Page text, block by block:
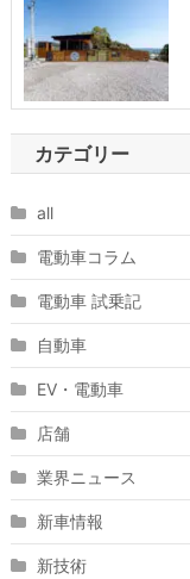
カテゴリー
all
電動車コラム
電動車 試乗記
自動車
EV・電動車
店舗
業界ニュース
新車情報
新技術